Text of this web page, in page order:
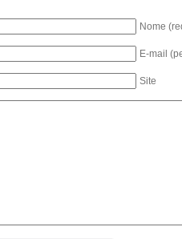
Nome
E-mail
Site